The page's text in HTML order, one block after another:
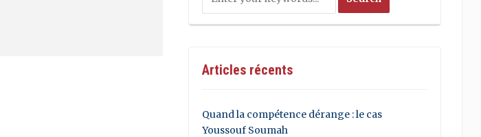
Articles récents
Quand la compétence dérange : le cas
Youssouf Soumah